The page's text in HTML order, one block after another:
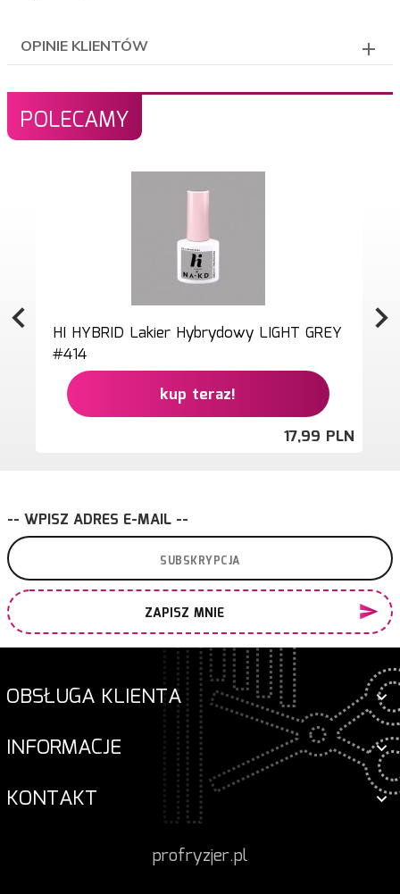
OPINIE KLIENTÓW
POLECAMY
HI HYBRID Lakier Hybrydowy LIGHT GREY
#414
kup teraz!
17,99 PLN
-- WPISZ ADRES E-MAIL --
ZAPISZ MNIE
OBSŁUGA KLIENTA
INFORMACJE
KONTAKT
profryzjer.pl